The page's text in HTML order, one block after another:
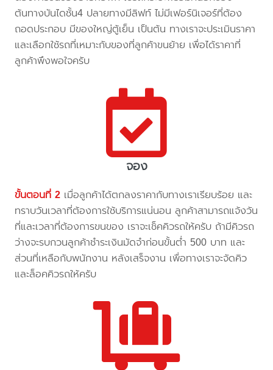
ต้นทางบันไดชั้น4 ปลายทางมีลิฟท์ ไม่มีเฟอร์นิเจอร์ที่ต้อง
ถอดประกอบ มีของใหญ่ตู้เย็น เป็นต้น ทางเราจะประเมินราคา
และเลือกใช้รถที่เหมาะกับของที่ลูกค้าขนย้าย เพื่อได้ราคาที่
ลูกค้าพึงพอใจครับ
จอง
ขั้นตอนที่ 2 เมื่อลูกค้าได้ตกลงราคากับทางเราเรียบร้อย และ
ทราบวันเวลาที่ต้องการใช้บริการแน่นอน ลูกค้าสามารถแจ้งวัน
ที่และเวลาที่ต้องการขนของ เราจะเช็คคิวรถให้ครับ ถ้ามีคิวรถ
ว่างจะรบกวนลูกค้าชำระเงินมัดจำก่อนขั้นต่ำ 500 บาท และ
ส่วนที่เหลือกับพนักงาน หลังเสร็จงาน เพื่อทางเราจะจัดคิว
และล็อคคิวรถให้ครับ